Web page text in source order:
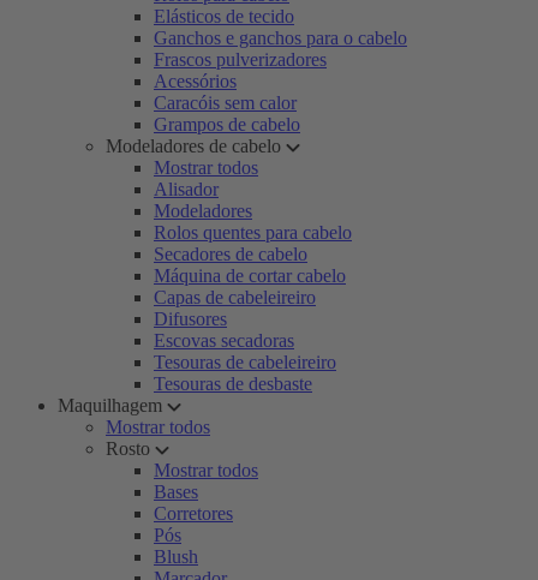
Elásticos de tecido
Ganchos e ganchos para o cabelo
Frascos pulverizadores
Acessórios
Caracóis sem calor
Grampos de cabelo
Modeladores de cabelo
Mostrar todos
Alisador
Modeladores
Rolos quentes para cabelo
Secadores de cabelo
Máquina de cortar cabelo
Capas de cabeleireiro
Difusores
Escovas secadoras
Tesouras de cabeleireiro
Tesouras de desbaste
Maquilhagem
Mostrar todos
Rosto
Mostrar todos
Bases
Corretores
Pós
Blush